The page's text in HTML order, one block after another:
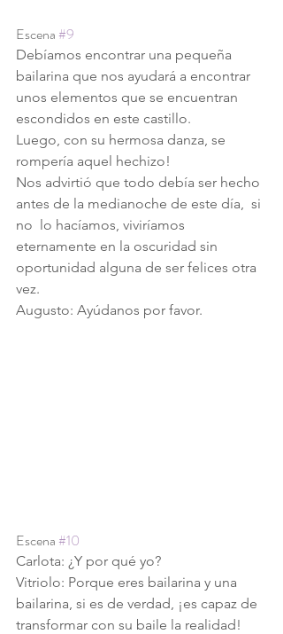
Escena #9
Debíamos encontrar una pequeña
bailarina que nos ayudará a encontrar
unos elementos que se encuentran
escondidos en este castillo.
Luego, con su hermosa danza, se
rompería aquel hechizo!
Nos advirtió que todo debía ser hecho
antes de la medianoche de este día,  si
no  lo hacíamos, viviríamos
eternamente en la oscuridad sin
oportunidad alguna de ser felices otra
vez.
Augusto: Ayúdanos por favor.
Escena #10
Carlota: ¿Y por qué yo?
Vitriolo: Porque eres bailarina y una
bailarina, si es de verdad, ¡es capaz de
transformar con su baile la realidad!